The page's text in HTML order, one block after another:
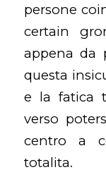
persone
certain
appena da
questa
e la fatica
verso
centro a
totalita.